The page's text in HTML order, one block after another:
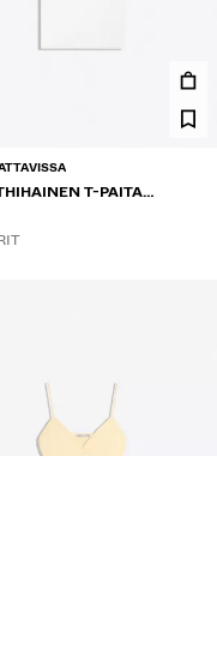
T-PAITA
KAULA-AUKOLLA